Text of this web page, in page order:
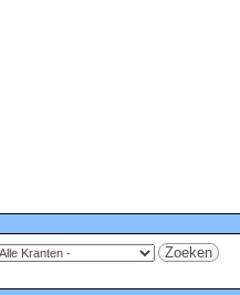
Zoeken